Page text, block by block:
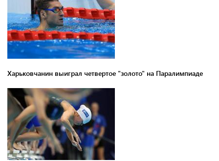
Харьковчанин выиграл четвертое "золото" на Паралимпиаде